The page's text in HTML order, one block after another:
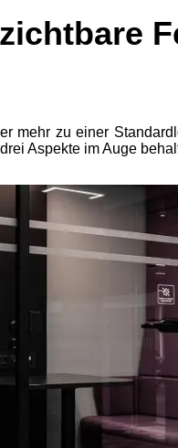
mehr zu einer
Aspekte im Auge